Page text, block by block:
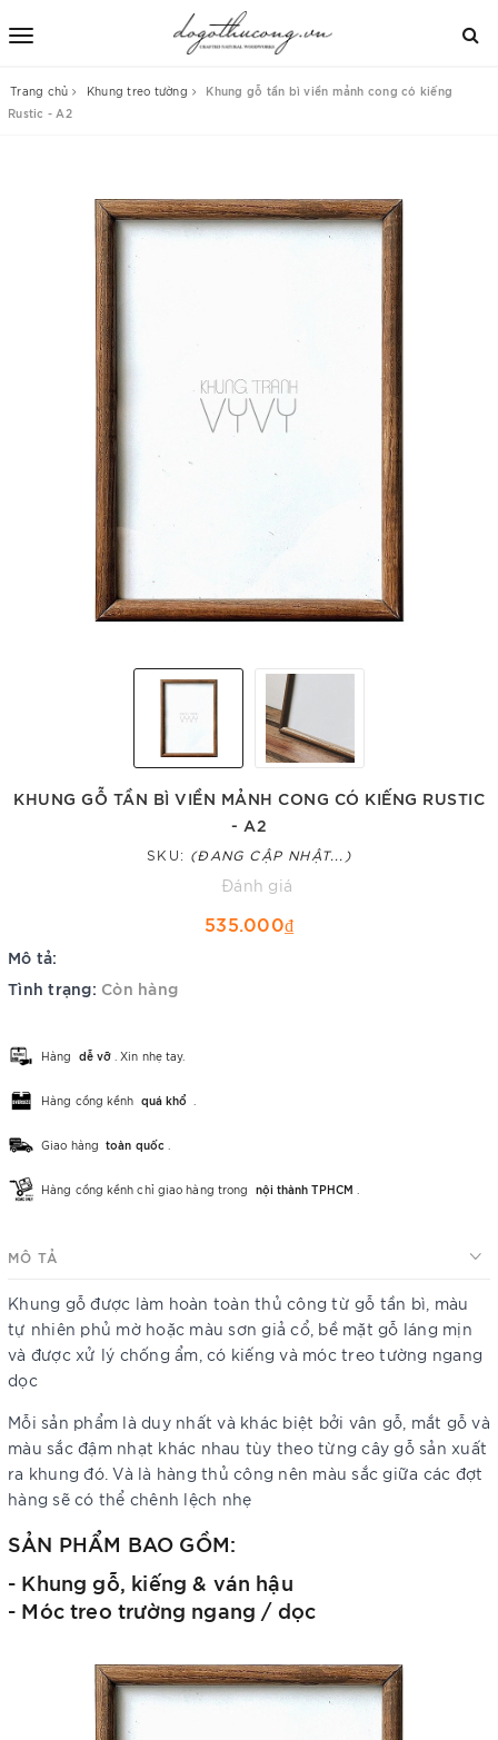
Trang chủ Khung treo tường
Khung gỗ tần bì viền mảnh cong có kiếng
Rustic - A2
KHUNG GỖ TẦN BÌ VIỀN MẢNH CONG CÓ KIẾNG RUSTIC
- A2
SKU: (ĐANG CẬP NHẬT...)
Đánh giá
535.000₫
Mô tả:
Tình trạng: Còn hàng
Hàng dễ vỡ . Xin nhẹ tay.
Hàng cồng kềnh quá khổ
Giao hàng toàn quốc
Hàng cồng kềnh chỉ giao hàng trong nội thành TPHCM
MÔ TẢ
Khung gỗ được làm hoàn toàn thủ công từ gỗ tần bì, màu
tự nhiên phủ mờ hoặc màu sơn giả cổ, bề mặt gỗ láng mịn
và được xử lý chống ẩm, có kiếng và móc treo tường ngang
dọc
Mỗi sản phẩm là duy nhất và khác biệt bởi vân gỗ, mắt gỗ và
màu sắc đậm nhạt khác nhau tùy theo từng cây gỗ sản xuất
ra khung đó. Và là hàng thủ công nên màu sắc giữa các đợt
hàng sẽ có thể chênh lệch nhẹ
SẢN PHẨM BAO GỒM:
- Khung gỗ, kiếng & ván hậu
- Móc treo trường ngang / dọc